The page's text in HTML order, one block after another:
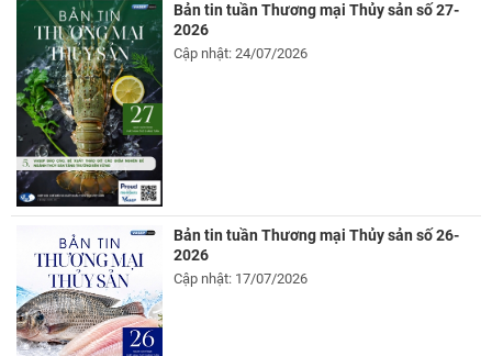
Bản tin tuần Thương mại Thủy sản số 27-
2026
Cập nhật: 24/07/2026
Bản tin tuần Thương mại Thủy sản số 26-
2026
Cập nhật: 17/07/2026